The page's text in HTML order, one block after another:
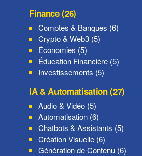
Finance (26)
Comptes & Banques (6)
Crypto & Web3 (5)
Économies (5)
Éducation Financière (5)
Investissements (5)
IA & Automatisation (27)
Audio & Vidéo (5)
Automatisation (6)
Chatbots & Assistants (5)
Création Visuelle (6)
Génération de Contenu (6)